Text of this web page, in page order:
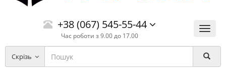
Меню
+38 (067) 545-55-44
Час роботи з 9.00 до 17.00
Скрізь